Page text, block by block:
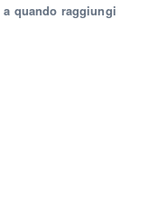
quando raggiungi